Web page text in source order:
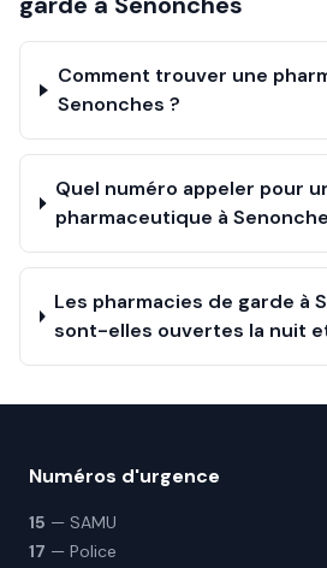
Comment trouver une
Senonches ?
Quel numéro appeler pour
pharmaceutique à
Les pharmacies de garde à
sont-elles ouvertes la nuit
Numéros d'urgence
15 — SAMU
17 — Police